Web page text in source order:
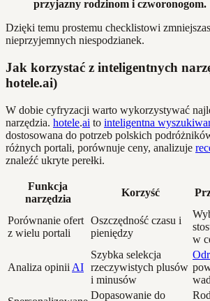
przyjazny rodzinom i czworonogom.
Dzięki temu prostemu checklistowi
nieprzyjemnych niespodzianek.
Jak korzystać z inteligentnych
hotele.ai)
W dobie cyfryzacji warto wykorzystywać
narzędzia. hotele.ai to inteligentna
dostosowana do potrzeb polskich
różnych portali, porównuje ceny, analizuje
znaleźć ukryte perełki.
Funkcja
narzędzia
Korzyść
Porównanie ofert
z wielu portali
Oszczędność czasu i
pieniędzy
w
Analiza opinii AI
Szybka selekcja
rzeczywistych plusów
i minusów
Dopasowanie do